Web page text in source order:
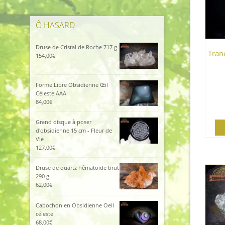
Ô HASARD
Druse de Cristal de Roche 717 g
154,00€
Forme Libre Obsidienne Œil
Céleste AAA
84,00€
Grand disque à poser
d'obsidienne 15 cm - Fleur de
Vie
127,00€
Druse de quartz hématoïde brut
290 g
62,00€
Cabochon en Obsidienne Oeil
céleste
68,00€